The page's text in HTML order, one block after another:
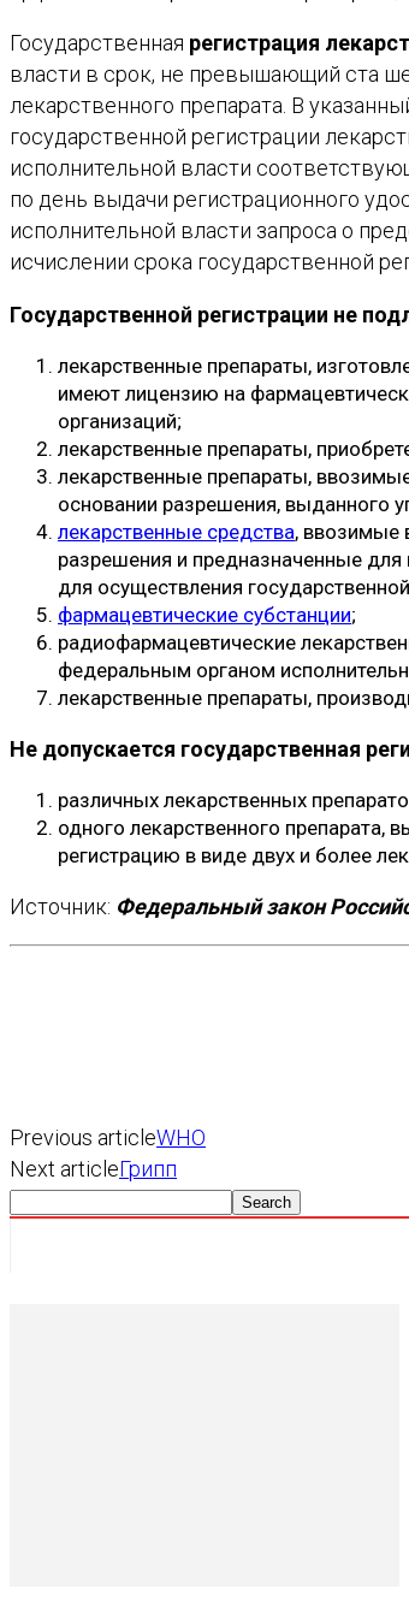
Государственная регистрация
власти в срок, не превышающий ста
лекарственного препарата. В
государственной регистрации
исполнительной власти
по день выдачи регистрационного
исполнительной власти запроса о
исчислении срока государственной
Государственной регистрации не
лекарственные препараты,
имеют лицензию на
организаций;
лекарственные препараты,
лекарственные препараты,
основании разрешения, выданного
лекарственные средства, ввозимые
разрешения и предназначенные для
для осуществления
фармацевтические субстанции;
радиофармацевтические
федеральным органом
лекарственные препараты,
Не допускается государственная
различных лекарственных
одного лекарственного препарата,
регистрацию в виде двух и более
Источник: Федеральный закон
Previous articleWHO
Next articleГрипп